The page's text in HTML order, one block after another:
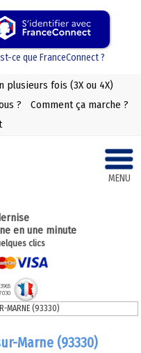
ce que FranceConnect ?
fois (3X ou 4X)
?
Comment ça marche ?
MENU
en une minute
clics
MARNE (93330)
Marne (93330)